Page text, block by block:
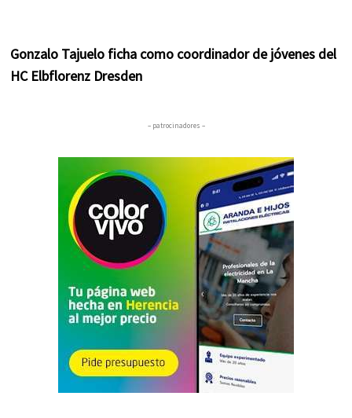
Gonzalo Tajuelo ficha como coordinador de jóvenes del
HC Elbflorenz Dresden
– patrocinadores –